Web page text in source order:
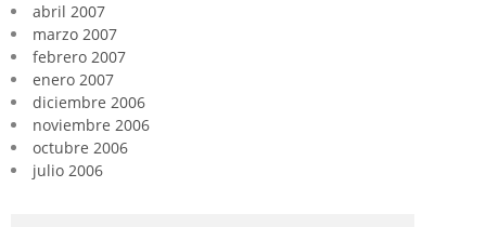
abril 2007
marzo 2007
febrero 2007
enero 2007
diciembre 2006
noviembre 2006
octubre 2006
julio 2006